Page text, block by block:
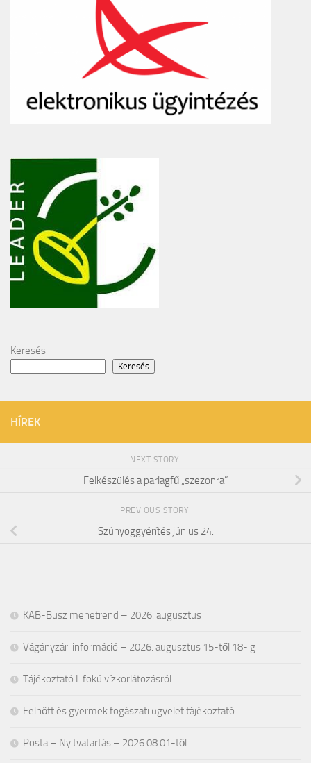
Keresés
Keresés
HÍREK
NEXT STORY
Felkészülés a parlagfű „szezonra”
PREVIOUS STORY
Szúnyoggyérítés június 24.
KAB-Busz menetrend – 2026. augusztus
Vágányzári információ – 2026. augusztus 15-től 18-ig
Tájékoztató I. fokú vízkorlátozásról
Felnőtt és gyermek fogászati ügyelet tájékoztató
Posta – Nyitvatartás – 2026.08.01-től